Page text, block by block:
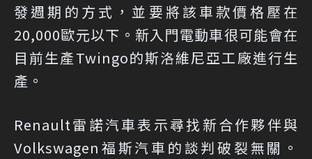
發週期的方式，並要將該車款價格壓在
20,000歐元以下。新入門電動車很可能會在
目前生產Twingo的斯洛維尼亞工廠進行生
產。
Renault雷諾汽車表示尋找新合作夥伴與
Volkswagen福斯汽車的談判破裂無關。